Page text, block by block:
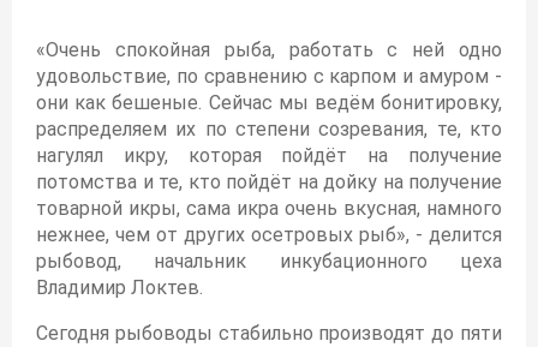
«Очень спокойная рыба, работать с ней одно
удовольствие, по сравнению с карпом и амуром -
они как бешеные. Сейчас мы ведём бонитировку,
распределяем их по степени созревания, те, кто
нагулял икру, которая пойдёт на получение
потомства и те, кто пойдёт на дойку на получение
товарной икры, сама икра очень вкусная, намного
нежнее, чем от других осетровых рыб», - делится
рыбовод, начальник инкубационного цеха
Владимир Локтев.
Сегодня рыбоводы стабильно производят до пяти